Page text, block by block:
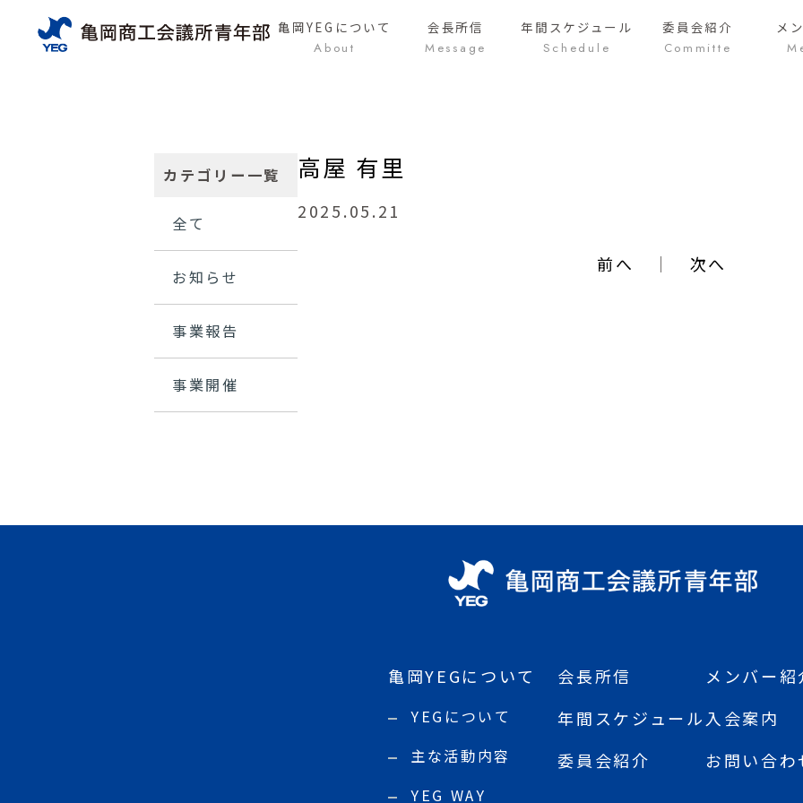
亀岡YEG について
About
会長所信
Message
年間 スケジュール
Schedule
委員会紹介
Committe
メ
カテゴリー一覧
全て
お知らせ
事業報告
事業開催
高屋 有里
2025.05.21
前へ ｜ 次へ
亀岡YEGについて
YEGについて
主な活動内容
YEG WAY
会長所信
年間スケジュール
委員会紹介
メンバー紹
入会案内
お問い合わ